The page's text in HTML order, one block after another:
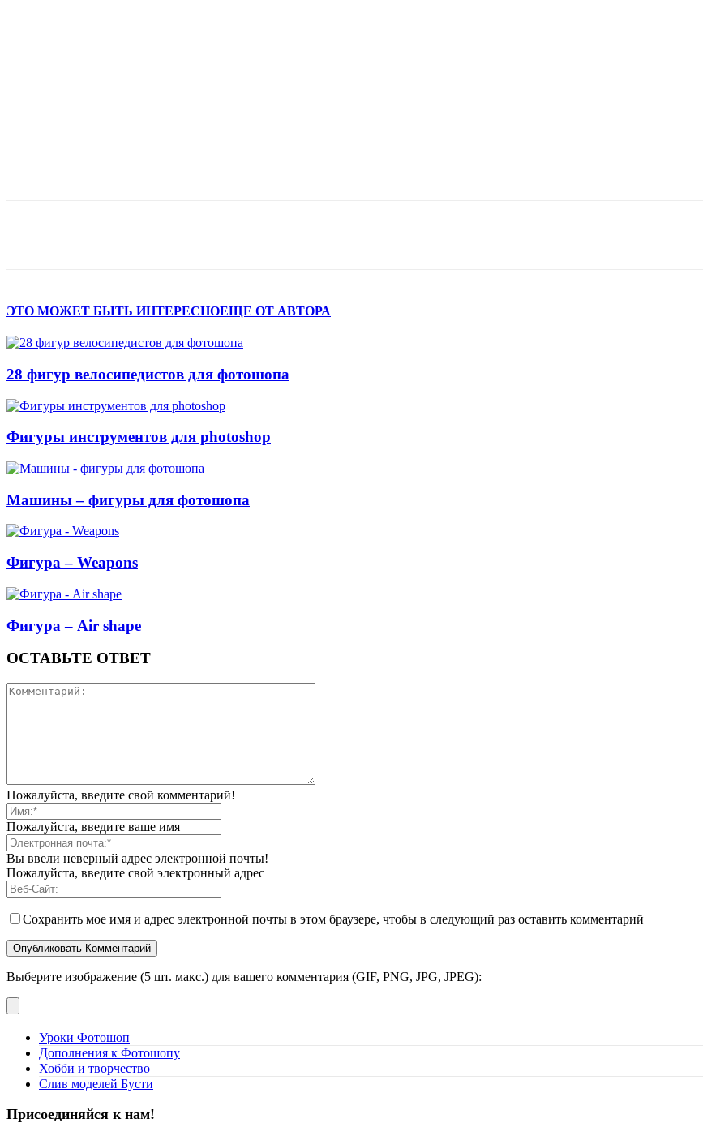
ЭТО МОЖЕТ БЫТЬ ИНТЕРЕСНОЕЩЕ ОТ АВТОРА
28 фигур велосипедистов для фотошопа
Фигуры инструментов для photoshop
Машины – фигуры для фотошопа
Фигура – Weapons
Фигура – Air shape
ОСТАВЬТЕ ОТВЕТ
Пожалуйста, введите свой комментарий!
Пожалуйста, введите ваше имя
Вы ввели неверный адрес электронной почты!
Пожалуйста, введите свой электронный адрес
Сохранить мое имя и адрес электронной почты в этом браузере, чтобы в следующий раз оставить комментарий
Выберите изображение (5 шт. макс.) для вашего комментария (GIF, PNG, JPG, JPEG):
Уроки Фотошоп
Дополнения к Фотошопу
Хобби и творчество
Слив моделей Бусти
Присоединяйся к нам!